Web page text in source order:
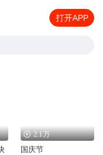
打开APP
2.1万
国庆节